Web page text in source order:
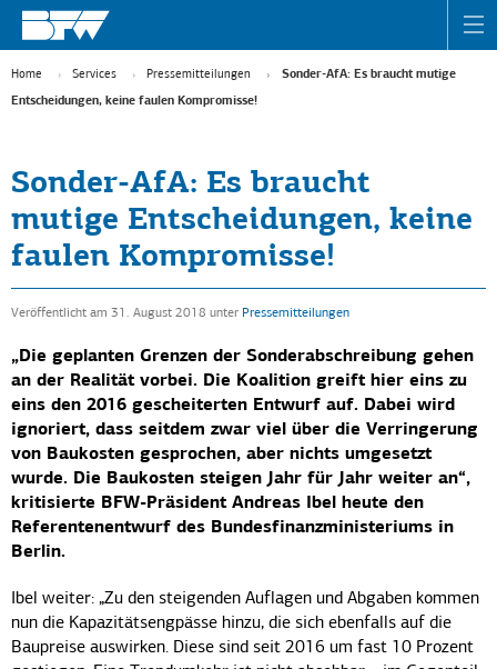
Home Services Pressemitteilungen Sonder-AfA: Es braucht mutige
Entscheidungen, keine faulen Kompromisse!
Sonder-AfA: Es braucht
mutige Entscheidungen, keine
faulen Kompromisse!
Veröffentlicht am 31. August 2018 unter Pressemitteilungen
„Die geplanten Grenzen der Sonderabschreibung gehen
an der Realität vorbei. Die Koalition greift hier eins zu
eins den 2016 gescheiterten Entwurf auf. Dabei wird
ignoriert, dass seitdem zwar viel über die Verringerung
von Baukosten gesprochen, aber nichts umgesetzt
wurde. Die Baukosten steigen Jahr für Jahr weiter an“,
kritisierte BFW-Präsident Andreas Ibel heute den
Referentenentwurf des Bundesfinanzministeriums in
Berlin.
Ibel weiter: „Zu den steigenden Auflagen und Abgaben kommen
nun die Kapazitätsengpässe hinzu, die sich ebenfalls auf die
Baupreise auswirken. Diese sind seit 2016 um fast 10 Prozent